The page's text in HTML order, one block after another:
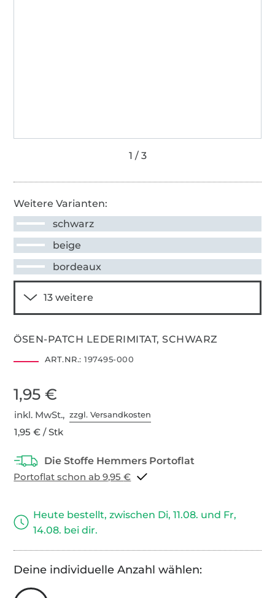
Weitere Varianten:
schwarz
beige
bordeaux
ÖSEN-PATCH LEDERIMITAT, SCHWARZ
ART.NR.: 197495-000
1,95 €
inkl. MwSt.,zzgl. Versandkosten
1,95 € / Stk
Portoflat schon ab 9,95 €
Heute bestellt, zwischen Di, 11.08. und Fr,
14.08. bei dir.
Deine individuelle Anzahl wählen: